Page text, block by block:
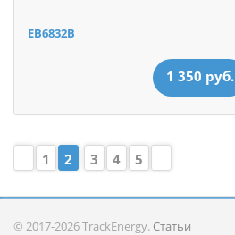
EB6832B
1 350 руб.
1 2 3 4 5
© 2017-2026 TrackEnergy. Статьи